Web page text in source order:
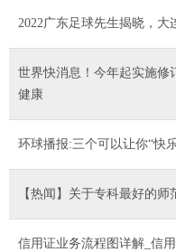
2022广东足球先生揭晓，大
世界快消息！今年起实施
健康
环球播报:三个可以让你“快
【热闻】关于专科最好的师
信用证业务流程图详解_信